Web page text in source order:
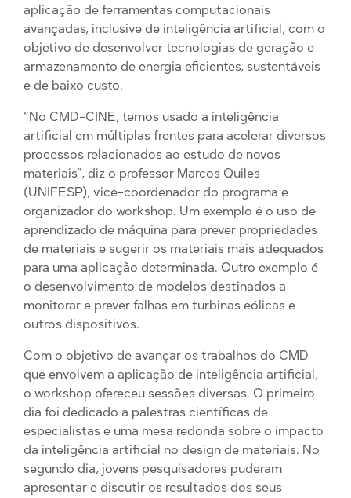
aplicação de ferramentas computacionais
avançadas, inclusive de inteligência artificial, com o
objetivo de desenvolver tecnologias de geração e
armazenamento de energia eficientes, sustentáveis
e de baixo custo.
“No CMD-CINE, temos usado a inteligência
artificial em múltiplas frentes para acelerar diversos
processos relacionados ao estudo de novos
materiais”, diz o professor Marcos Quiles
(UNIFESP), vice-coordenador do programa e
organizador do workshop. Um exemplo é o uso de
aprendizado de máquina para prever propriedades
de materiais e sugerir os materiais mais adequados
para uma aplicação determinada. Outro exemplo é
o desenvolvimento de modelos destinados a
monitorar e prever falhas em turbinas eólicas e
outros dispositivos.
Com o objetivo de avançar os trabalhos do CMD
que envolvem a aplicação de inteligência artificial,
o workshop ofereceu sessões diversas. O primeiro
dia foi dedicado a palestras científicas de
especialistas e uma mesa redonda sobre o impacto
da inteligência artificial no design de materiais. No
segundo dia, jovens pesquisadores puderam
apresentar e discutir os resultados dos seus